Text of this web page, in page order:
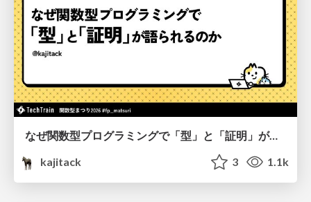
なぜ関数型プログラミングで「型」と「証明」が語られるのか #fp_matsuri
kajitack
3 1.1k